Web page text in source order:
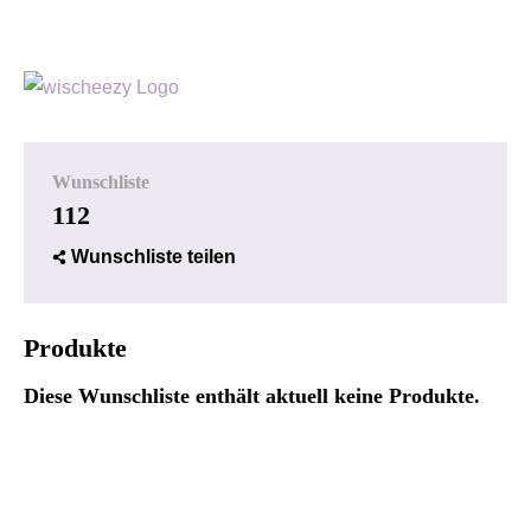
Wunschliste
112
Wunschliste teilen
Produkte
Diese Wunschliste enthält aktuell keine Produkte.